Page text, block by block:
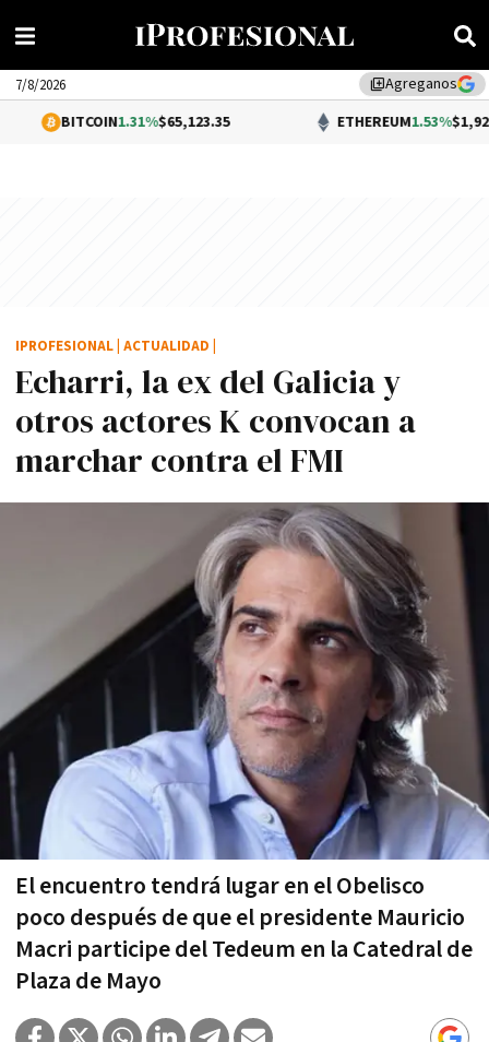
library_addAgreganos
7/8/2026
1.31%$65,123.35 ETHEREUM1.53%$1,929.13
Echarri, la ex del Galicia y
otros actores K convocan a
marchar contra el FMI
El encuentro tendrá lugar en el Obelisco
poco después de que el presidente Mauricio
Macri participe del Tedeum en la Catedral de
Plaza de Mayo
IPROFESIONAL ACTUALIDAD